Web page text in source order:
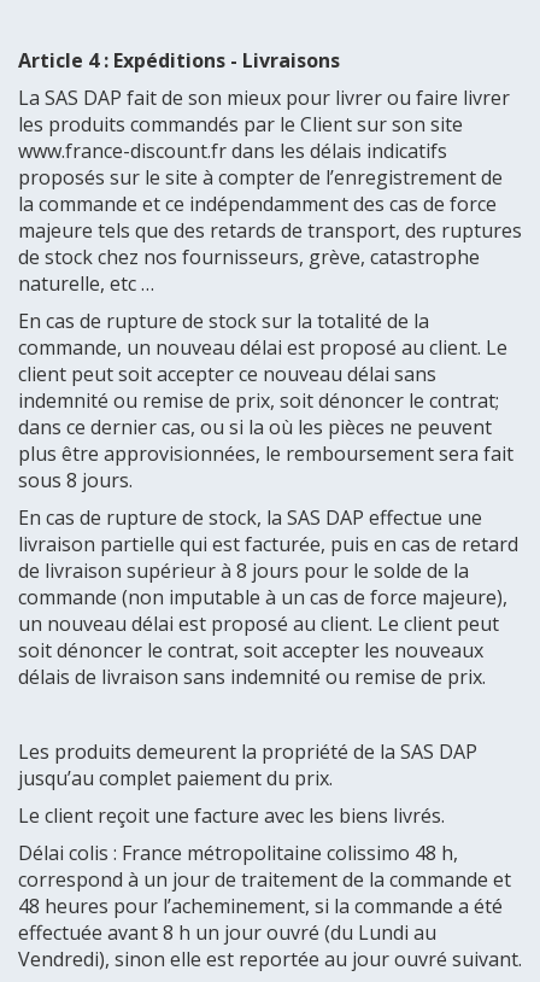
Article 4 : Expéditions - Livraisons
La SAS DAP fait de son mieux pour livrer ou faire livrer
les produits commandés par le Client sur son site
www.france-discount.fr dans les délais indicatifs
proposés sur le site à compter de l’enregistrement de
la commande et ce indépendamment des cas de force
majeure tels que des retards de transport, des ruptures
de stock chez nos fournisseurs, grève, catastrophe
naturelle, etc …
En cas de rupture de stock sur la totalité de la
commande, un nouveau délai est proposé au client. Le
client peut soit accepter ce nouveau délai sans
indemnité ou remise de prix, soit dénoncer le contrat;
dans ce dernier cas, ou si la où les pièces ne peuvent
plus être approvisionnées, le remboursement sera fait
sous 8 jours.
En cas de rupture de stock, la SAS DAP effectue une
livraison partielle qui est facturée, puis en cas de retard
de livraison supérieur à 8 jours pour le solde de la
commande (non imputable à un cas de force majeure),
un nouveau délai est proposé au client. Le client peut
soit dénoncer le contrat, soit accepter les nouveaux
délais de livraison sans indemnité ou remise de prix.
Les produits demeurent la propriété de la SAS DAP
jusqu’au complet paiement du prix.
Le client reçoit une facture avec les biens livrés.
Délai colis : France métropolitaine colissimo 48 h,
correspond à un jour de traitement de la commande et
48 heures pour l’acheminement, si la commande a été
effectuée avant 8 h un jour ouvré (du Lundi au
Vendredi), sinon elle est reportée au jour ouvré suivant.